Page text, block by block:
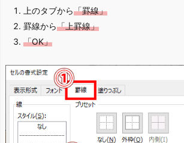
上のタブから「罫線」
罫線から「上罫線」
「OK」